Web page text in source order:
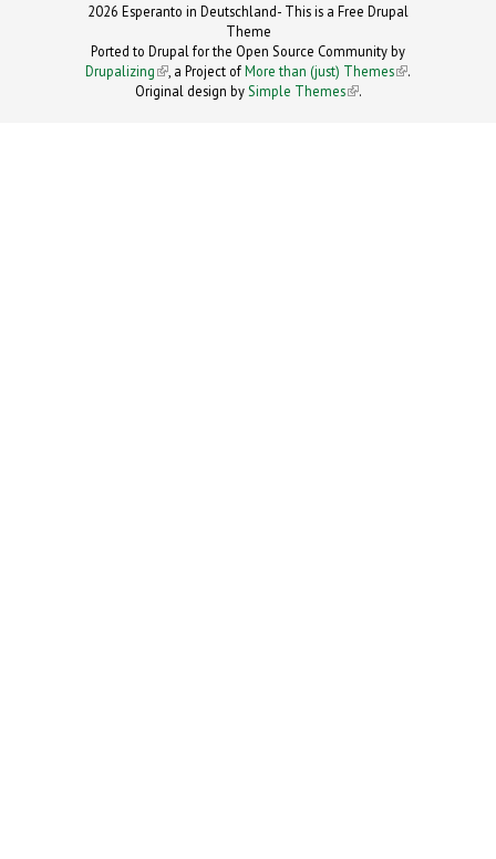
2026 Esperanto in Deutschland- This is a Free Drupal
Theme
Ported to Drupal for the Open Source Community by
Drupalizing(link is external)
, a Project ofMore than (just) Themes (link is
.
Original design bySimple Themes
(link is
.